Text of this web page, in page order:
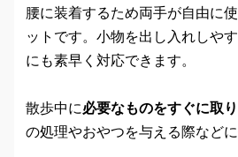
腰に装着するため両手が自由に
ットです。小物を出し入れしや
にも素早く対応できます。
散歩中に必要なものをすぐに取
の処理やおやつを与える際などに